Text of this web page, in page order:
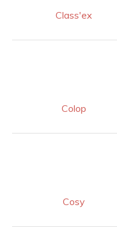
Class'ex
Colop
Cosy